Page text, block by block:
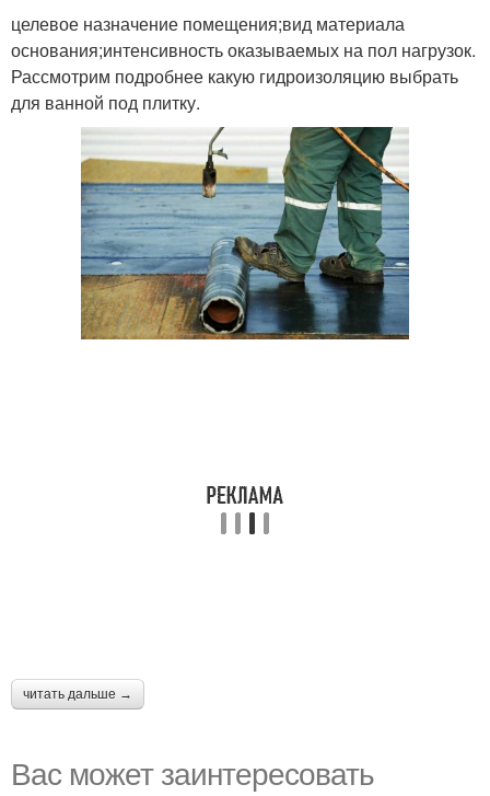
целевое назначение помещения;вид материала
основания;интенсивность оказываемых на пол нагрузок.
Рассмотрим подробнее какую гидроизоляцию выбрать
для ванной под плитку.
читать дальше →
Вас может заинтересовать